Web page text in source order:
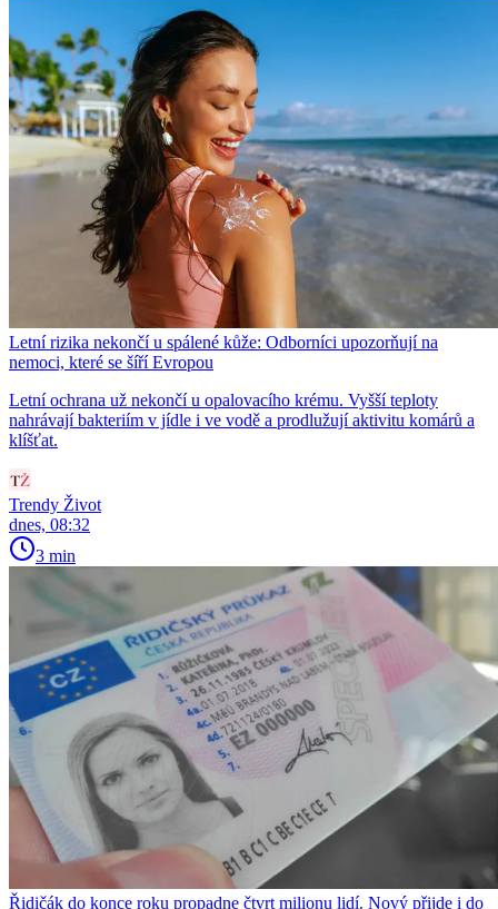
Letní rizika nekončí u spálené kůže: Odborníci upozorňují na
nemoci, které se šíří Evropou
Letní ochrana už nekončí u opalovacího krému. Vyšší teploty
nahrávají bakteriím v jídle i ve vodě a prodlužují aktivitu komárů a
klíšťat.
Trendy Život
dnes, 08:32
3 min
Řidičák do konce roku propadne čtvrt milionu lidí. Nový přijde i do